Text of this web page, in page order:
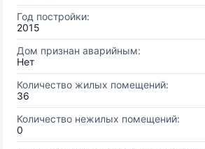
Год постройки:
2015
Дом признан аварийным:
Нет
Количество жилых помещений:
36
Количество нежилых помещений:
0